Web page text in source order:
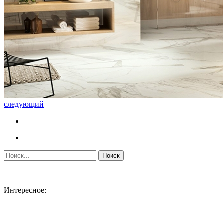
следующий
Интересное: